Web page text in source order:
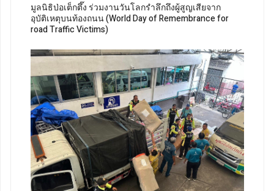
มูลนิธิป่อเต็กตึ๊ง ร่วมงานวันโลกรำลึกถึงผู้สูญเสียจาก
อุบัติเหตุบนท้องถนน (World Day of Remembrance for
road Traffic Victims)